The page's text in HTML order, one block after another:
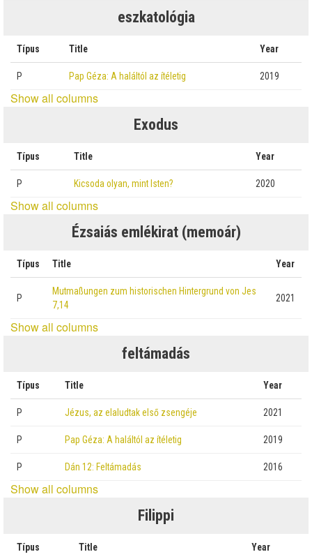
eszkatológia
Típus Title Year
P Pap Géza: A haláltól az ítéletig 2019
Show all columns
Exodus
Típus Title Year
P Kicsoda olyan, mint Isten? 2020
Show all columns
Ézsaiás emlékirat (memoár)
Típus Title Year
P
Mutmaßungen zum historischen Hintergrund von Jes
7,14
2021
Show all columns
feltámadás
Típus Title Year
P Jézus, az elaludtak első zsengéje 2021
P Pap Géza: A haláltól az ítéletig 2019
P Dán 12: Feltámadás 2016
Show all columns
Filippi
Típus Title Year